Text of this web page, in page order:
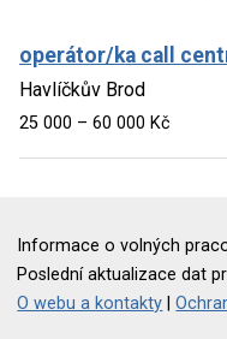
operátor/ka call
Havlíčkův Brod
25 000 – 60 000 Kč
Informace o volných
Poslední aktualizace dat
O webu a kontakty |